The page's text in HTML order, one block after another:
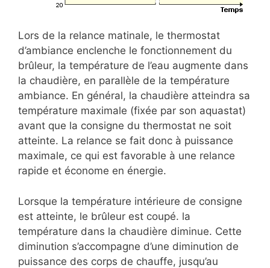
Lors de la relance matinale, le thermostat
d’ambiance enclenche le fonctionnement du
brûleur, la température de l’eau augmente dans
la chaudière, en parallèle de la température
ambiance. En général, la chaudière atteindra sa
température maximale (fixée par son aquastat)
avant que la consigne du thermostat ne soit
atteinte. La relance se fait donc à puissance
maximale, ce qui est favorable à une relance
rapide et économe en énergie.
Lorsque la température intérieure de consigne
est atteinte, le brûleur est coupé. la
température dans la chaudière diminue. Cette
diminution s’accompagne d’une diminution de
puissance des corps de chauffe, jusqu’au